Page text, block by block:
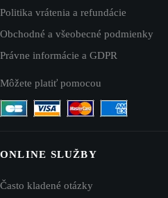
Politika vrátenia a refundácie
Obchodné a všeobecné podmienky
Právne informácie a GDPR
Môžete platiť pomocou
ONLINE SLUŽBY
Často kladené otázky